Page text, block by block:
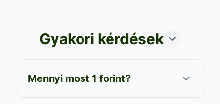
Gyakori kérdések
Mennyi most 1 forint?